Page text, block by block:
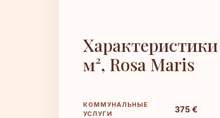
м², Rosa Maris
КОММУНАЛЬНЫЕ
УСЛУГИ
375 €